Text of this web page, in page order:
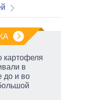
картофеля
в
до и во